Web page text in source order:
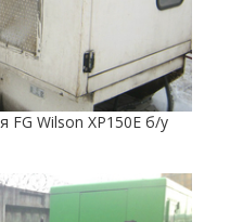
FG Wilson XP150E б/у